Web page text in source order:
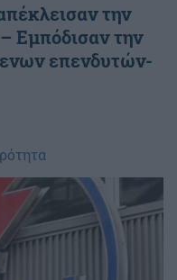
την
Εμπόδισαν την
επενδυτών-